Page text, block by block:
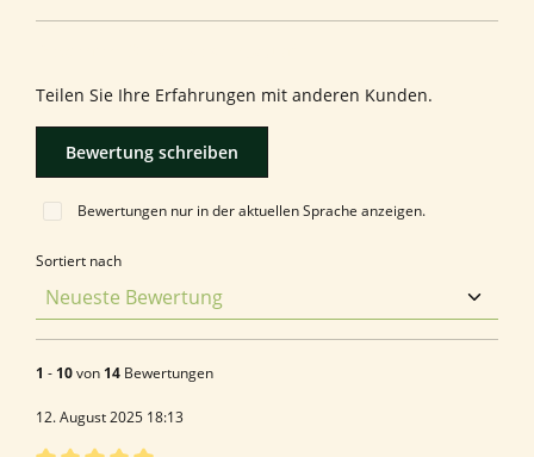
Teilen Sie Ihre Erfahrungen mit anderen Kunden.
Bewertung schreiben
Bewertungen nur in der aktuellen Sprache anzeigen.
Sortiert nach
1 - 10von 14 Bewertungen
12. August 2025 18:13